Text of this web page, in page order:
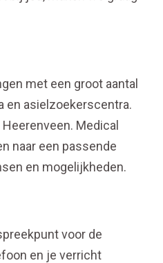
met een groot aantal
en asielzoekerscentra.
Medical
naar een passende
en mogelijkheden.
voor de
en je verricht